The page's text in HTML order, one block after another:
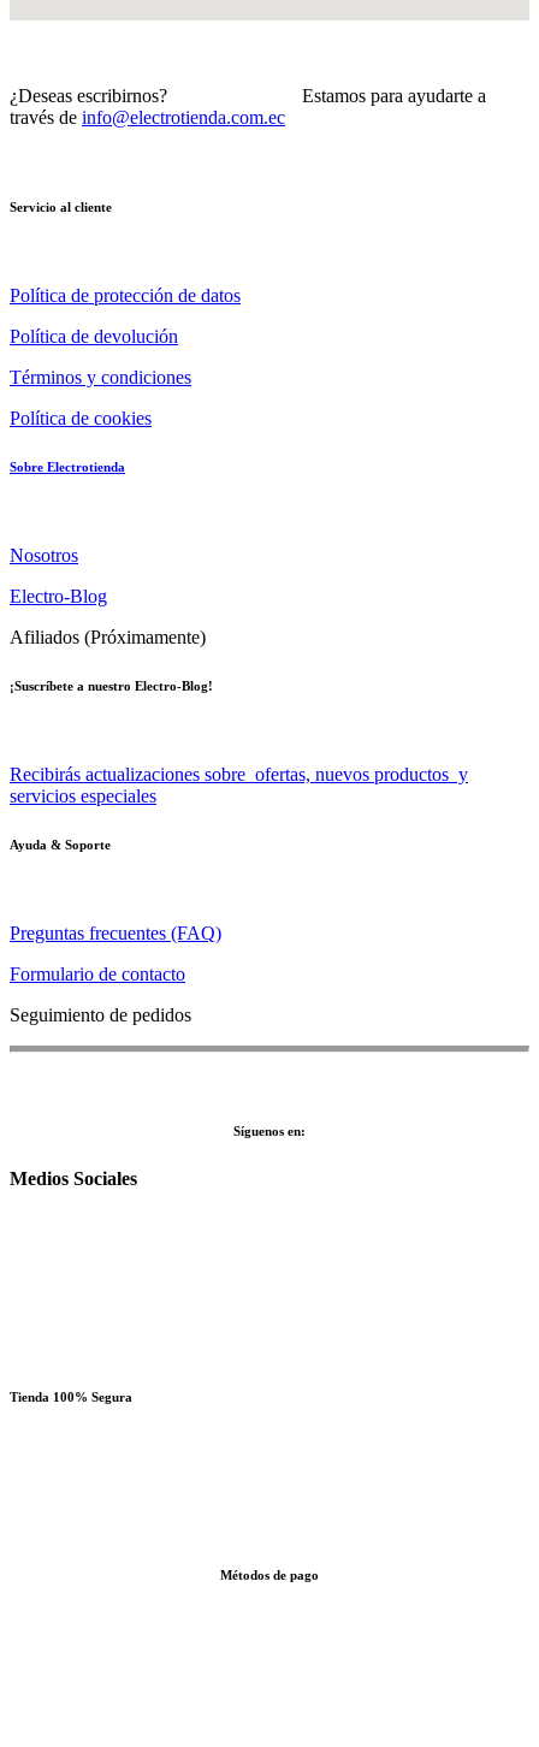
¿Deseas escribirnos? Estamos para ayudarte a
través de info@electrotienda.com.ec
Servicio al cliente
Política de protección de datos
Política de devolución
Términos y condiciones
Política de cookies
Sobre Electrotienda
Nosotros
Electro-Blog
Afiliados (Próximamente)
¡Suscríbete a nuestro Electro-Blog!
Recibirás actualizaciones sobre ofertas, nuevos productos y
servicios especiales
Ayuda & Soporte
Preguntas frecuentes (FAQ)
Formulario de contacto
Seguimiento de pedidos
Síguenos en:
Medios Sociales
Tienda 100% Segura
Métodos de pago